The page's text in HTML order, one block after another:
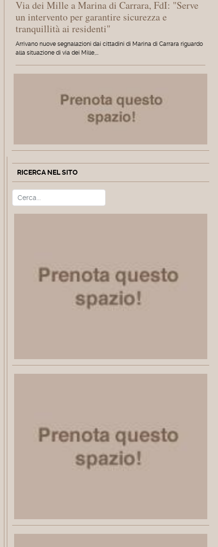
Via dei Mille a Marina di Carrara, FdI: "Serve
un intervento per garantire sicurezza e
tranquillità ai residenti"
Arrivano nuove segnalazioni dai cittadini di Marina di Carrara riguardo
alla situazione di via dei Mille,…
RICERCA NEL SITO
Cerca Type 2 or more characters for